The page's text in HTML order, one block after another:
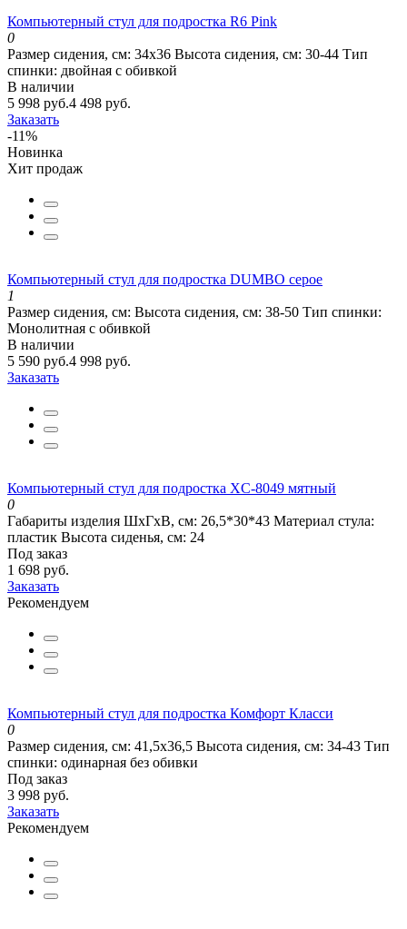
Компьютерный стул для подростка R6 Pink
0
Размер сидения, см: 34х36 Высота сидения, см: 30-44 Тип
спинки: двойная с обивкой
В наличии
5 998 руб.4 498 руб.
Заказать
-11%
Новинка
Хит продаж
Компьютерный стул для подростка DUMBO серое
1
Размер сидения, см: Высота сидения, см: 38-50 Тип спинки:
Монолитная с обивкой
В наличии
5 590 руб.4 998 руб.
Заказать
Компьютерный стул для подростка XC-8049 мятный
0
Габариты изделия ШхГхВ, см: 26,5*30*43 Материал стула:
пластик Высота сиденья, см: 24
Под заказ
1 698 руб.
Заказать
Рекомендуем
Компьютерный стул для подростка Комфорт Класси
0
Размер сидения, см: 41,5x36,5 Высота сидения, см: 34-43 Тип
спинки: одинарная без обивки
Под заказ
3 998 руб.
Заказать
Рекомендуем